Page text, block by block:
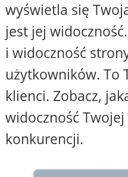
wyświetla się
jest jej
i widoczność
użytkowników. To
klienci. Zobacz,
widoczność
konkurencji.